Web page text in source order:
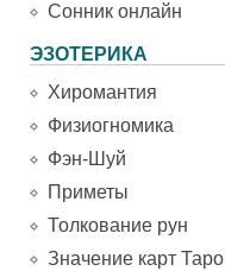
Сонник онлайн
ЭЗОТЕРИКА
Хиромантия
Физиогномика
Фэн-Шуй
Приметы
Толкование рун
Значение карт Таро